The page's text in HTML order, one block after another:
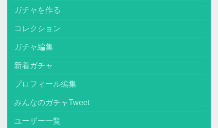
ガチャを作る
コレクション
ガチャ編集
新着ガチャ
プロフィール編集
みんなのガチャTweet
ユーザー一覧